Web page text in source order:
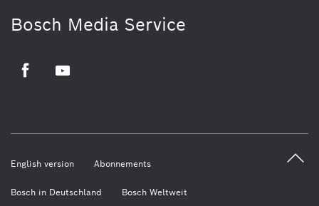
Bosch Media Service
English version Abonnements
Bosch in Deutschland Bosch Weltweit